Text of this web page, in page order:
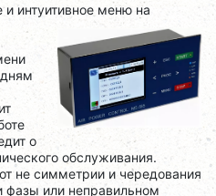
и интуитивное меню на
о
обслуживания.
не симметрии и чередования
фазы или неправильном